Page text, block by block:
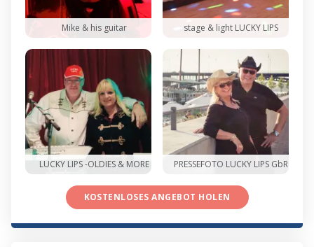
Mike & his guitar stage & light LUCKY LIPS
LUCKY LIPS -OLDIES & MORE PRESSEFOTO LUCKY LIPS GbR
KOSTENLOSES ANGEBOT HOLEN